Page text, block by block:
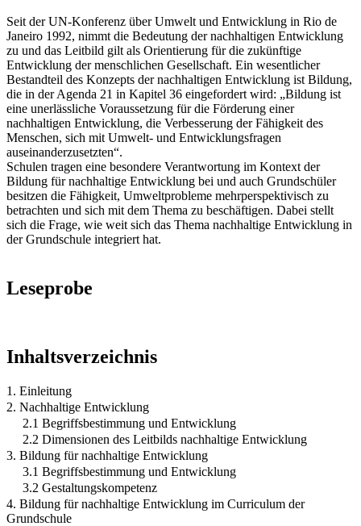
Seit der UN-Konferenz über Umwelt und Entwicklung in Rio de
Janeiro 1992, nimmt die Bedeutung der nachhaltigen Entwicklung
zu und das Leitbild gilt als Orientierung für die zukünftige
Entwicklung der menschlichen Gesellschaft. Ein wesentlicher
Bestandteil des Konzepts der nachhaltigen Entwicklung ist Bildung,
die in der Agenda 21 in Kapitel 36 eingefordert wird: „Bildung ist
eine unerlässliche Voraussetzung für die Förderung einer
nachhaltigen Entwicklung, die Verbesserung der Fähigkeit des
Menschen, sich mit Umwelt- und Entwicklungsfragen
auseinanderzusetzten“.
Schulen tragen eine besondere Verantwortung im Kontext der
Bildung für nachhaltige Entwicklung bei und auch Grundschüler
besitzen die Fähigkeit, Umweltprobleme mehrperspektivisch zu
betrachten und sich mit dem Thema zu beschäftigen. Dabei stellt
sich die Frage, wie weit sich das Thema nachhaltige Entwicklung in
der Grundschule integriert hat.
Leseprobe
Inhaltsverzeichnis
1. Einleitung
2. Nachhaltige Entwicklung
2.1 Begriffsbestimmung und Entwicklung
2.2 Dimensionen des Leitbilds nachhaltige Entwicklung
3. Bildung für nachhaltige Entwicklung
3.1 Begriffsbestimmung und Entwicklung
3.2 Gestaltungskompetenz
4. Bildung für nachhaltige Entwicklung im Curriculum der
Grundschule